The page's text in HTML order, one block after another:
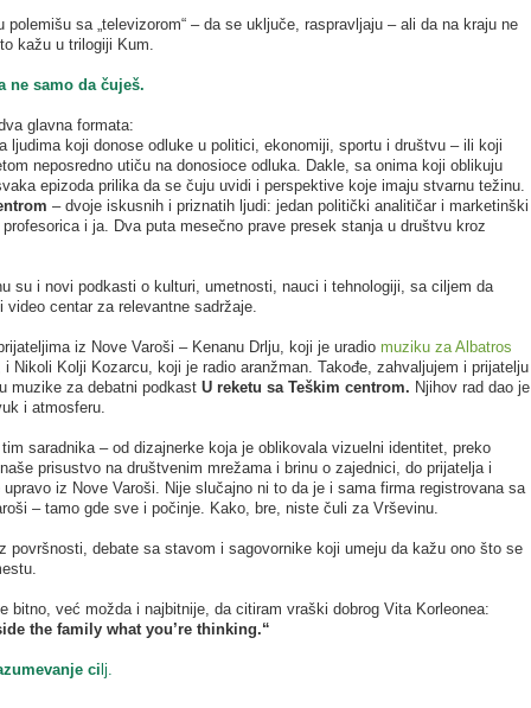
polemišu sa „televizorom“ – da se uključe, raspravljaju – ali da na kraju ne
kažu u trilogiji Kum.
ne samo da čuješ.
glavna formata:
ljudima koji donose odluke u politici, ekonomiji, sportu i društvu – ili koji
neposredno utiču na donosioce odluka. Dakle, sa onima koji oblikuju
epizoda prilika da se čuju uvidi i perspektive koje imaju stvarnu težinu.
– dvoje iskusnih i priznatih ljudi: jedan politički analitičar i marketinški
i ja. Dva puta mesečno prave presek stanja u društvu kroz
su i novi podkasti o kulturi, umetnosti, nauci i tehnologiji, sa ciljem da
centar za relevantne sadržaje.
iz Nove Varoši – Kenanu Drlju, koji je uradio muziku za Albatros
Nikoli Kolji Kozarcu, koji je radio aranžman. Takođe, zahvaljujem i prijatelju
muzike za debatni podkast U reketu sa Teškim centrom. Njihov rad dao je
i atmosferu.
saradnika – od dizajnerke koja je oblikovala vizuelni identitet, preko
prisustvo na društvenim mrežama i brinu o zajednici, do prijatelja i
iz Nove Varoši. Nije slučajno ni to da je i sama firma registrovana sa
– tamo gde sve i počinje. Kako, bre, niste čuli za Vrševinu.
površnosti, debate sa stavom i sagovornike koji umeju da kažu ono što se
bitno, već možda i najbitnije, da citiram vraški dobrog Vita Korleonea:
the family what you’re thinking.“
cilj.